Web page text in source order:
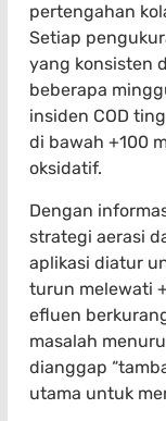
pertengahan
Setiap
yang konsisten
beberapa
insiden COD
di bawah +100
oksidatif.
Dengan
strategi aerasi
aplikasi diatur
turun melewati
efluen
masalah
dianggap
utama untuk